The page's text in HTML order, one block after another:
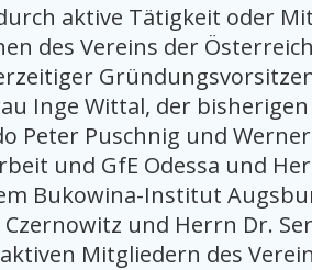
aktive Tätigkeit oder
des Vereins der
Inge Wittal, der
Peter Puschnig und
und GfE Odessa und
Bukowina-Institut
und Herrn Dr.
Mitgliedern des